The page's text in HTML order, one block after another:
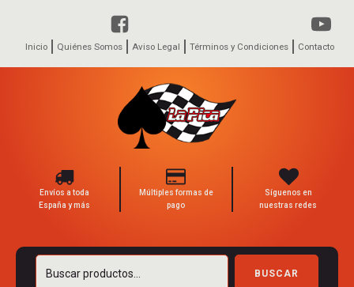
Inicio Quiénes Somos Aviso Legal Términos y Condiciones Contacto
Envíos a toda
España y más
Múltiples formas de
pago
Síguenos en
nuestras redes
Buscar
BUSCAR